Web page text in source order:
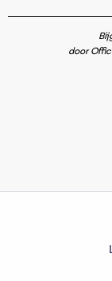
door